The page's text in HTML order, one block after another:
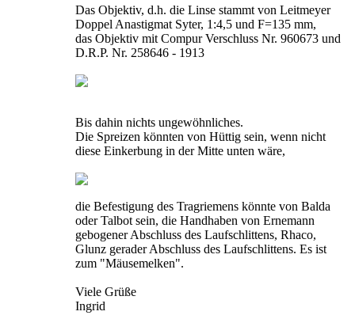
Das Objektiv, d.h. die Linse stammt von Leitmeyer
Doppel Anastigmat Syter, 1:4,5 und F=135 mm,
das Objektiv mit Compur Verschluss Nr. 960673 und
D.R.P. Nr. 258646 - 1913
Bis dahin nichts ungewöhnliches.
Die Spreizen könnten von Hüttig sein, wenn nicht
diese Einkerbung in der Mitte unten wäre,
die Befestigung des Tragriemens könnte von Balda
oder Talbot sein, die Handhaben von Ernemann
gebogener Abschluss des Laufschlittens, Rhaco,
Glunz gerader Abschluss des Laufschlittens. Es ist
zum "Mäusemelken".
Viele Grüße
Ingrid